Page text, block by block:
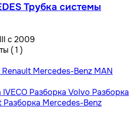
Трубка системы
с 2009
( 1 )
Renault Mercedes-Benz MAN
IVECO Разборка Volvo Разборка
Разборка Mercedes-Benz